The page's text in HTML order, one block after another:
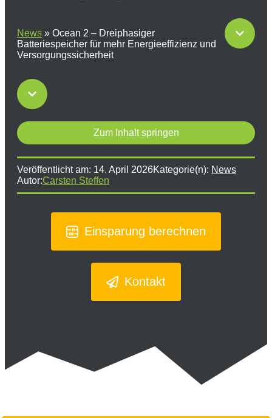
News » Ocean 2 – Dreiphasiger
Batteriespeicher für mehr Energieeffizienz und
Versorgungssicherheit
Zum Inhalt springen
Veröffentlicht am: 14. April 2026Kategorie(n): News
Autor:Carsten Steffen
Einsparung berechnen
Kontakt